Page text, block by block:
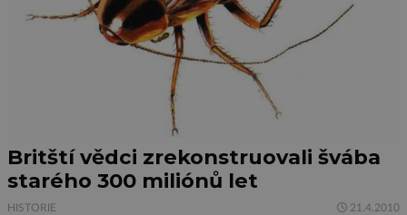
Britští vědci zrekonstruovali švába
starého 300 miliónů let
HISTORIE 21.4.2010